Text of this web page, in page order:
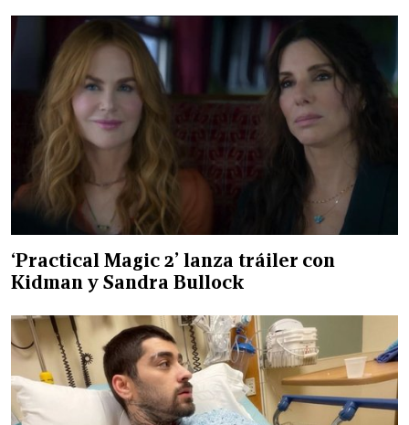
‘Practical Magic 2’ lanza tráiler con
Kidman y Sandra Bullock